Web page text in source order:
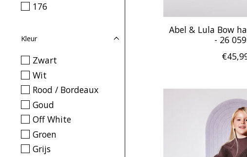
176
Kleur
Zwart
Wit
Rood / Bordeaux
Goud
Off White
Groen
Grijs
Abel & Lula Bow
- 26